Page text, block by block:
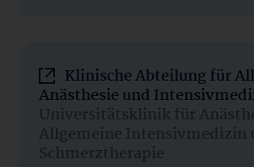
Klinische Abteilung für
Anästhesie und
Universitätsklinik für
Allgemeine Intensivmedizin
Schmerztherapie